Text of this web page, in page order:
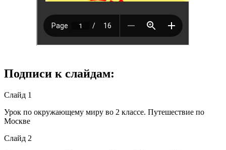
Подписи к слайдам:
Слайд 1
Урок по окружающему миру во 2 классе. Путешествие по
Москве
Слайд 2